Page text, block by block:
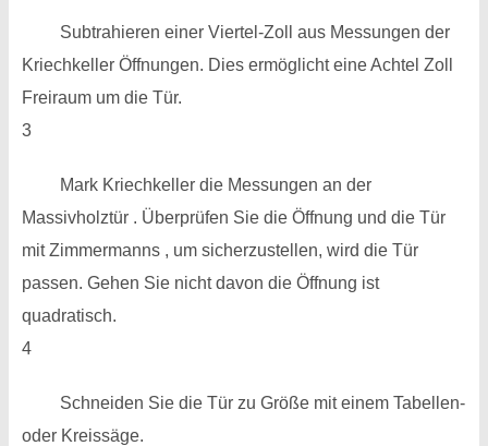
Subtrahieren einer Viertel-Zoll aus Messungen der
Kriechkeller Öffnungen. Dies ermöglicht eine Achtel Zoll
Freiraum um die Tür.
3
Mark Kriechkeller die Messungen an der
Massivholztür . Überprüfen Sie die Öffnung und die Tür
mit Zimmermanns , um sicherzustellen, wird die Tür
passen. Gehen Sie nicht davon die Öffnung ist
quadratisch.
4
Schneiden Sie die Tür zu Größe mit einem Tabellen-
oder Kreissäge.